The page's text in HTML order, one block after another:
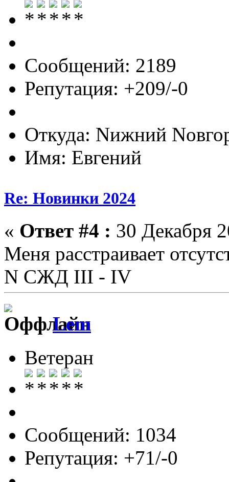
Сообщений: 2189
Репутация: +209/-0
Откуда: Nижний
Имя: Евгений
Re: Новинки 2024
« Ответ #4 : 30 Декабря
Меня расстраивает
N СЖД III - IV
Lem
Ветеран
Сообщений: 1034
Репутация: +71/-0